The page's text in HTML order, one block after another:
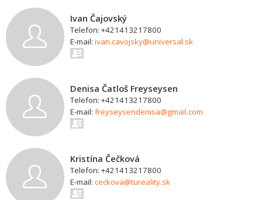
Ivan Čajovský
Telefon: +421413217800
E-mail: ivan.cavojsky@universal.sk
Denisa Čatloš Freyseysen
Telefon: +421413217800
E-mail: freyseysendenisa@gmail.com
Kristína Čečková
Telefon: +421413217800
E-mail: ceckova@tureality.sk